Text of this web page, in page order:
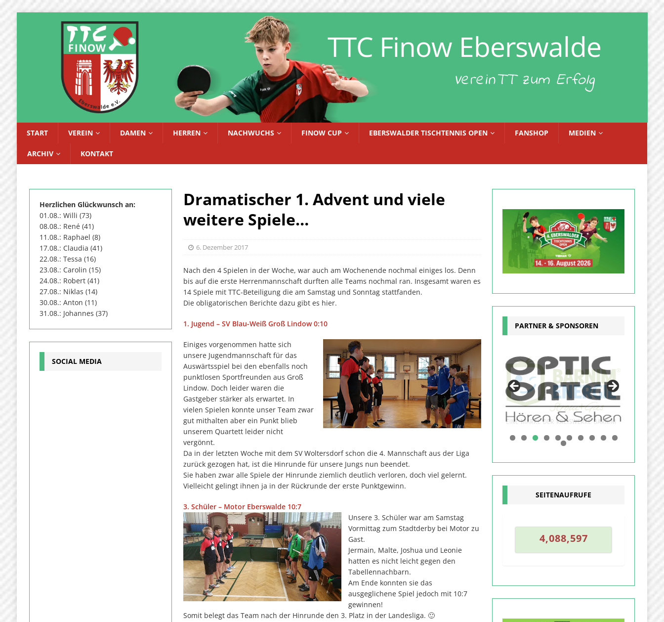
VereinTT zum Erfolg
TTC Finow Eberswalde
START VEREIN DAMEN HERREN NACHWUCHS FINOW CUP EBERSWALDER TISCHTENNIS OPEN FANSHOP MEDIEN
ARCHIV KONTAKT
Dramatischer 1. Advent und viele
weitere Spiele…
6. Dezember 2017
Nach den 4 Spielen in der Woche, war auch am Wochenende nochmal einiges los. Denn
bis auf die erste Herrenmannschaft durften alle Teams nochmal ran. Insgesamt waren es
14 Spiele mit TTC-Beteiligung die am Samstag und Sonntag stattfanden.
Die obligatorischen Berichte dazu gibt es hier.
1. Jugend – SV Blau-Weiß Groß Lindow 0:10
Einiges vorgenommen hatte sich
unsere Jugendmannschaft für das
Auswärtsspiel bei den ebenfalls noch
punktlosen Sportfreunden aus Groß
Lindow. Doch leider waren die
Gastgeber stärker als erwartet. In
vielen Spielen konnte unser Team zwar
gut mithalten aber ein Punkt blieb
unserem Quartett leider nicht
vergönnt.
Da in der letzten Woche mit dem SV Woltersdorf schon die 4. Mannschaft aus der Liga
zurück gezogen hat, ist die Hinrunde für unsere Jungs nun beendet.
Sie haben zwar alle Spiele der Hinrunde ziemlich deutlich verloren, doch viel gelernt.
Vielleicht gelingt ihnen ja in der Rückrunde der erste Punktgewinn.
3. Schüler – Motor Eberswalde 10:7
Unsere 3. Schüler war am Samstag
Vormittag zum Stadtderby bei Motor zu
Gast.
Jermain, Malte, Joshua und Leonie
hatten es nicht leicht gegen den
Tabellennachbarn.
Am Ende konnten sie das
ausgeglichene Spiel jedoch mit 10:7
gewinnen!
Somit belegt das Team nach der Hinrunde den 3. Platz in der Landesliga. 🙂
Herzlichen Glückwunsch an:
01.08.: Willi (73)
08.08.: René (41)
11.08.: Raphael (8)
17.08.: Claudia (41)
22.08.: Tessa (16)
23.08.: Carolin (15)
24.08.: Robert (41)
27.08.: Niklas (14)
30.08.: Anton (11)
31.08.: Johannes (37)
SOCIAL MEDIA
PARTNER & SPONSOREN
0
1
SEITENAUFRUFE
4
4
,
,
0
0
8
8
8
8
,
,
5
5
9
97
6